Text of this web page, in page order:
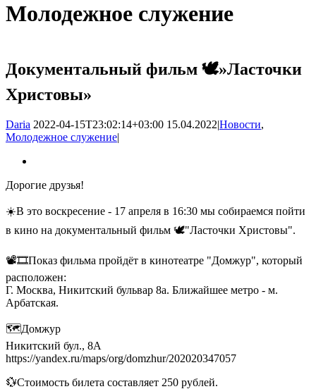
Молодежное служение
Документальный фильм 🕊»Ласточки
Христовы»
Daria 2022-04-15T23:02:14+03:00 15.04.2022|Новости,
Молодежное служение|
Дорогие друзья!
☀️В это воскресение - 17 апреля в 16:30 мы собираемся пойти
в кино на документальный фильм 🕊"Ласточки Христовы".
📽🎞Показ фильма пройдёт в кинотеатре "Домжур", который
расположен:
Г. Москва, Никитский бульвар 8а. Ближайшее метро - м.
Арбатская.
🗺Домжур
Никитский бул., 8А
https://yandex.ru/maps/org/domzhur/202020347057
💱Стоимость билета составляет 250 рублей.